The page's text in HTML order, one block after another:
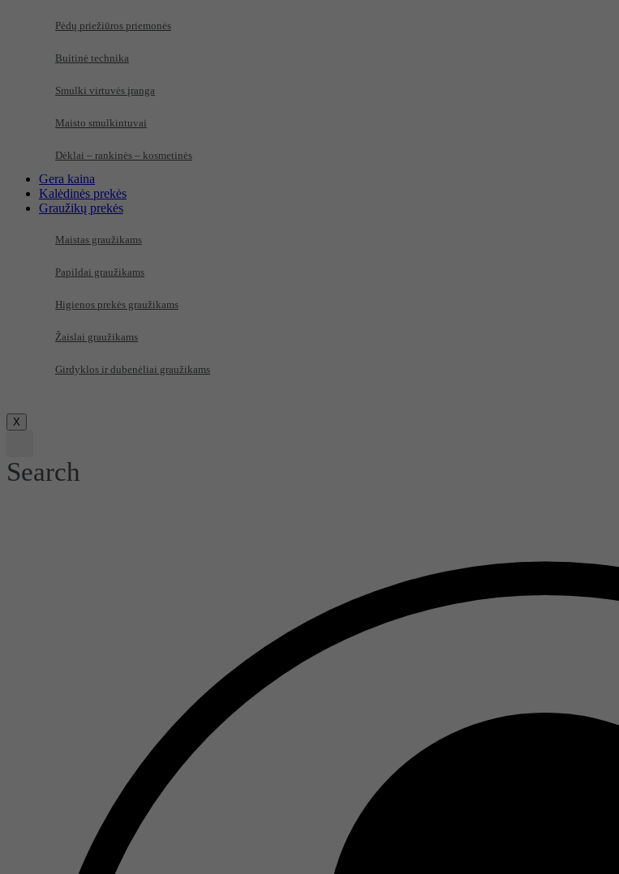
Pėdų priežiūros priemonės
Buitinė technika
Smulki virtuvės įranga
Maisto smulkintuvai
Dėklai – rankinės – kosmetinės
Gera kaina
Kalėdinės prekės
Graužikų prekės
Maistas graužikams
Papildai graužikams
Higienos prekės graužikams
Žaislai graužikams
Girdyklos ir dubenėliai graužikams
X
Search